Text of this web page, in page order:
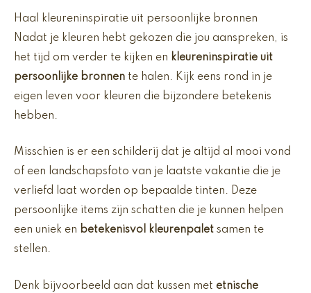
Haal kleureninspiratie uit persoonlijke bronnen
Nadat je kleuren hebt gekozen die jou aanspreken, is
het tijd om verder te kijken en kleureninspiratie uit
persoonlijke bronnen te halen. Kijk eens rond in je
eigen leven voor kleuren die bijzondere betekenis
hebben.
Misschien is er een schilderij dat je altijd al mooi vond
of een landschapsfoto van je laatste vakantie die je
verliefd laat worden op bepaalde tinten. Deze
persoonlijke items zijn schatten die je kunnen helpen
een uniek en betekenisvol kleurenpalet samen te
stellen.
Denk bijvoorbeeld aan dat kussen met etnische